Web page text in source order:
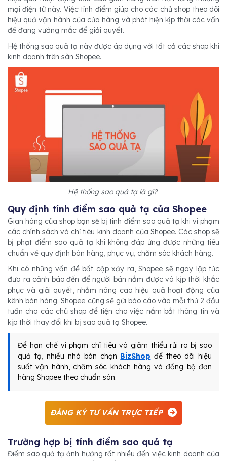
mại điện tử này. Việc tính điểm giúp cho các chủ shop theo dõi
hiệu quả vận hành của cửa hàng và phát hiện kịp thời các vấn
đề đang vướng mắc để giải quyết.
Hệ thống sao quả tạ này được áp dụng với tất cả các shop khi
kinh doanh trên sàn Shopee.
Hệ thống sao quả tạ là gì?
Quy định tính điểm sao quả tạ của Shopee
Gian hàng của shop bạn sẽ bị tính điểm sao quả tạ khi vi phạm
các chính sách và chỉ tiêu kinh doanh của Shopee. Các shop sẽ
bị phạt điểm sao quả tạ khi không đáp ứng được những tiêu
chuẩn về quy định bán hàng, phục vụ, chăm sóc khách hàng.
Khi có những vấn đề bất cập xảy ra, Shopee sẽ ngay lập tức
đưa ra cảnh báo đến để người bán nắm được và kịp thời khắc
phục và giải quyết, nhằm nâng cao hiệu quả hoạt động của
kênh bán hàng. Shopee cũng sẽ gửi báo cáo vào mỗi thứ 2 đầu
tuần cho các chủ shop để tiện cho việc nắm bắt thông tin và
kịp thời thay đổi khi bị sao quả tạ Shopee.
Để hạn chế vi phạm chỉ tiêu và giảm thiểu rủi ro bị sao
quả tạ, nhiều nhà bán chọn BizShop để theo dõi hiệu
suất vận hành, chăm sóc khách hàng và đồng bộ đơn
hàng Shopee theo chuẩn sàn.
ĐĂNG KÝ TƯ VẤN TRỰC TIẾP
Trường hợp bị tính điểm sao quả tạ
Điểm sao quả tạ ảnh hưởng rất nhiều đến việc kinh doanh của